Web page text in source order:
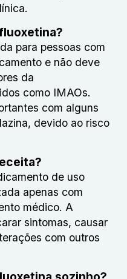
para pessoas com
e não deve
da
como IMAOs.
com alguns
devido ao risco
de uso
apenas com
médico. A
sintomas, causar
com outros